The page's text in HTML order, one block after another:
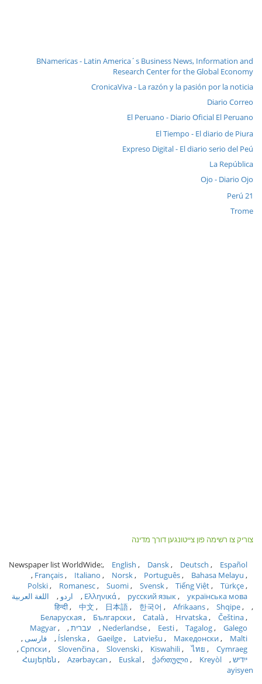
BNamericas - Latin America´s Business News, Information and
Research Center for the Global Economy
CronicaViva - La razón y la pasión por la noticia
Diario Correo
El Peruano - Diario Oficial El Peruano
El Tiempo - El diario de Piura
Expreso Digital - El diario serio del Peú
La República
Ojo - Diario Ojo
Perú 21
Trome
צוריק צו רשימה פון צייטונגען דורך מדינה
Newspaper list WorldWide: English Dansk Deutsch
Español
Français
Italiano Norsk Português
Bahasa Melayu
Polski
Romanesc Suomi Svensk Tiếng Việt
Türkçe
Ελληνικά
русский язык українська мова اردو
اللغة العربية
हिन्दी
中文 日本語 한국어 Afrikaans
Shqipe
Беларуская
Български Català Hrvatska
Čeština
Nederlandse
Eesti Tagalog Galego עברית
Magyar
Íslenska
Gaeilge Latviešu Македонски Malti
فارسی
Српски
Slovenčina Slovenski Kiswahili ไทย
Cymraeg
ייִדיש
Հայերեն Azərbaycan Euskal ქართული
Kreyòl
ayisyen